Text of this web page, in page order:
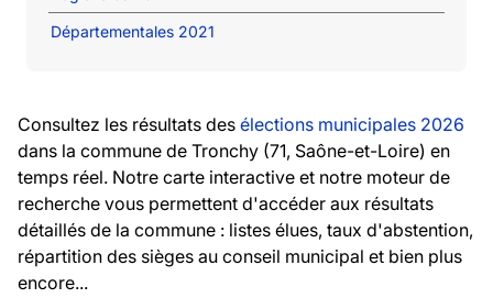
Départementales 2021
Consultez les résultats des élections municipales 2026
dans la commune de Tronchy (71, Saône-et-Loire) en
temps réel. Notre carte interactive et notre moteur de
recherche vous permettent d'accéder aux résultats
détaillés de la commune : listes élues, taux d'abstention,
répartition des sièges au conseil municipal et bien plus
encore...